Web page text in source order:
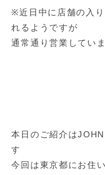
※近日中に店舗の入
れるようですが
通常通り営業してい
本日のご紹介は
す
今回は東京都にお住